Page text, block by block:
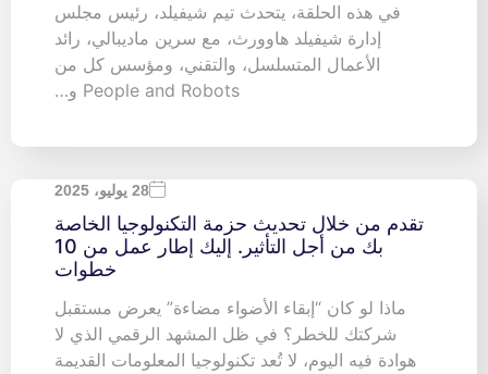
في هذه الحلقة، يتحدث تيم شيفيلد، رئيس مجلس
إدارة شيفيلد هاوورث، مع سرين ماديبالي، رائد
الأعمال المتسلسل، والتقني، ومؤسس كل من
People and Robots و…
28 يوليو، 2025
تقدم من خلال تحديث حزمة التكنولوجيا الخاصة
بك من أجل التأثير. إليك إطار عمل من 10
خطوات
ماذا لو كان “إبقاء الأضواء مضاءة” يعرض مستقبل
شركتك للخطر؟ في ظل المشهد الرقمي الذي لا
هوادة فيه اليوم، لا تُعد تكنولوجيا المعلومات القديمة